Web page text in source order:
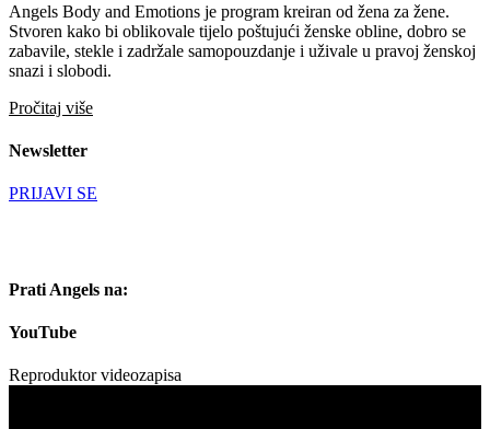
Angels Body and Emotions je program kreiran od žena za žene.
Stvoren kako bi oblikovale tijelo poštujući ženske obline, dobro se
zabavile, stekle i zadržale samopouzdanje i uživale u pravoj ženskoj
snazi i slobodi.
Pročitaj više
Newsletter
PRIJAVI SE
Prati Angels na:
YouTube
Reproduktor videozapisa